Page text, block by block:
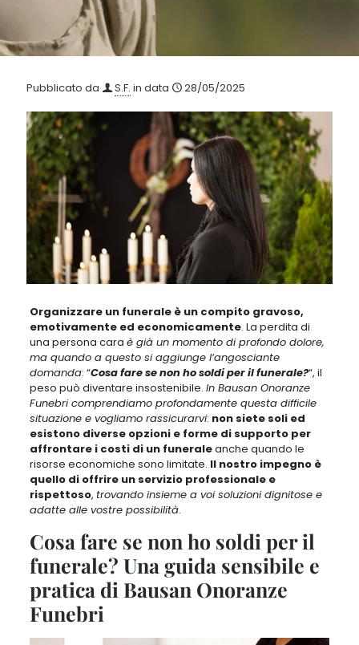
Pubblicato da S.F. in data 28/05/2025
Organizzare un funerale è un compito gravoso,
emotivamente ed economicamente. La perdita di
una persona cara è già un momento di profondo dolore,
ma quando a questo si aggiunge l’angosciante
domanda: “Cosa fare se non ho soldi per il funerale?“, il
peso può diventare insostenibile. In Bausan Onoranze
Funebri comprendiamo profondamente questa difficile
situazione e vogliamo rassicurarvi: non siete soli ed
esistono diverse opzioni e forme di supporto per
affrontare i costi di un funeraleanche quando le
risorse economiche sono limitate. Il nostro impegno è
quello di offrire un servizio professionale e
rispettoso, trovando insieme a voi soluzioni dignitose e
adatte alle vostre possibilità.
Cosa fare se non ho soldi per il
funerale? Una guida sensibile e
pratica di Bausan Onoranze
Funebri